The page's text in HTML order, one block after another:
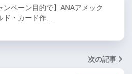
ンペーン目的で】ANAアメック
ド・カード作…
次の記事